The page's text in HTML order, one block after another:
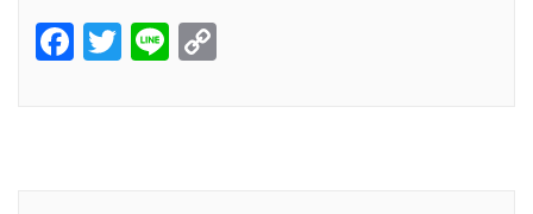
Facebook
Twitter
Line